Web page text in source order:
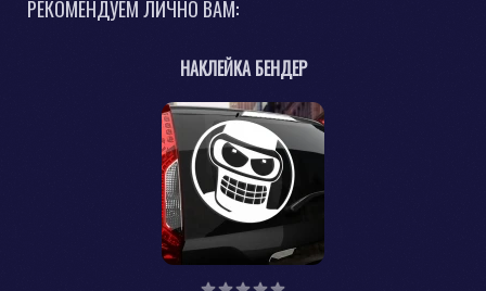
РЕКОМЕНДУЕМ ЛИЧНО ВАМ:
НАКЛЕЙКА БЕНДЕР